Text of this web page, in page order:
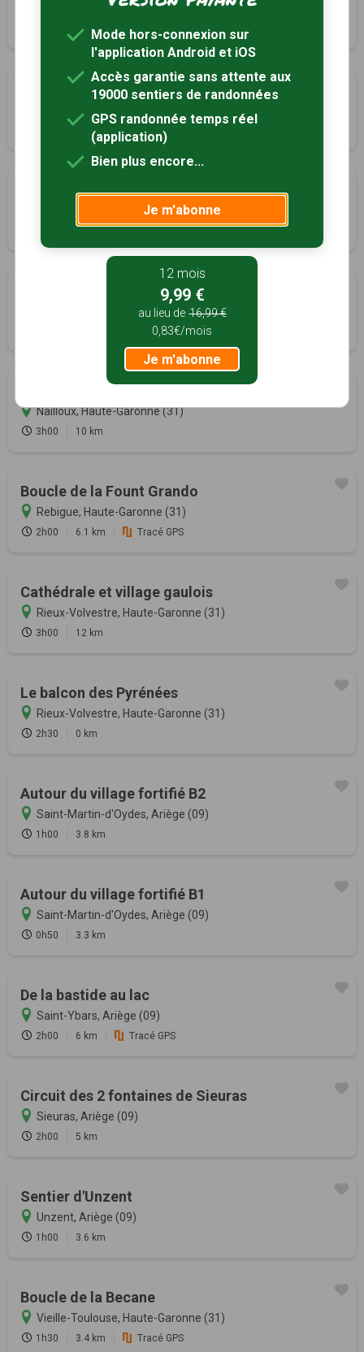
Lézat-sur-Lèze, Ariège (09)
8.5 km
Le chemin des vignes
9.5 km
Balade autour du clocher de Puydaniel
Mauressac, Haute-Garonne (31)
15 km
Garonne, bosquets et falaises
Muret, Haute-Garonne (31)
Nailloux, Haute-Garonne (31)
3h00 10 km
Boucle de la Fount Grando
Rebigue, Haute-Garonne (31)
2h00 6.1 km Tracé GPS
Cathédrale et village gaulois
Rieux-Volvestre, Haute-Garonne (31)
3h00 12 km
Le balcon des Pyrénées
Rieux-Volvestre, Haute-Garonne (31)
2h30 0 km
Autour du village fortifié B2
Saint-Martin-d'Oydes, Ariège (09)
1h00 3.8 km
Autour du village fortifié B1
Saint-Martin-d'Oydes, Ariège (09)
0h50 3.3 km
De la bastide au lac
Saint-Ybars, Ariège (09)
2h00 6 km Tracé GPS
Circuit des 2 fontaines de Sieuras
Sieuras, Ariège (09)
2h00 5 km
Sentier d'Unzent
Unzent, Ariège (09)
1h00 3.6 km
Boucle de la Becane
Vieille-Toulouse, Haute-Garonne (31)
1h30 3.4 km Tracé GPS
Mode hors-connexion sur
l'application Android et iOS
Accès garantie sans attente aux
19000 sentiers de randonnées
GPS randonnée temps réel
(application)
Bien plus encore...
Je m'abonne
12 mois
9,99 €
au lieu de 16,99 €
0,83€/mois
Je m'abonne